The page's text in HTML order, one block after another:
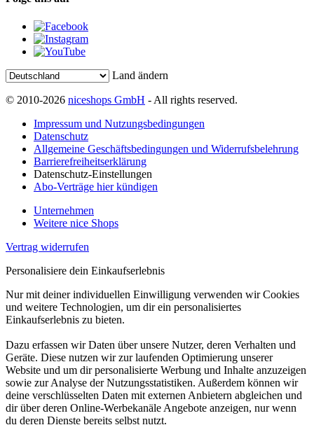
Land ändern
© 2010-2026 niceshops GmbH - All rights reserved.
Impressum und Nutzungsbedingungen
Datenschutz
Allgemeine Geschäftsbedingungen und Widerrufsbelehrung
Barrierefreiheitserklärung
Datenschutz-Einstellungen
Abo-Verträge hier kündigen
Unternehmen
Weitere nice Shops
Vertrag widerrufen
Personalisiere dein Einkaufserlebnis
Nur mit deiner individuellen Einwilligung verwenden wir Cookies
und weitere Technologien, um dir ein personalisiertes
Einkaufserlebnis zu bieten.
Dazu erfassen wir Daten über unsere Nutzer, deren Verhalten und
Geräte. Diese nutzen wir zur laufenden Optimierung unserer
Website und um dir personalisierte Werbung und Inhalte anzuzeigen
sowie zur Analyse der Nutzungsstatistiken. Außerdem können wir
deine verschlüsselten Daten mit externen Anbietern abgleichen und
dir über deren Online-Werbekanäle Angebote anzeigen, nur wenn
du deren Dienste bereits selbst nutzt.